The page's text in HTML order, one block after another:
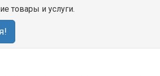
товары и услуги.